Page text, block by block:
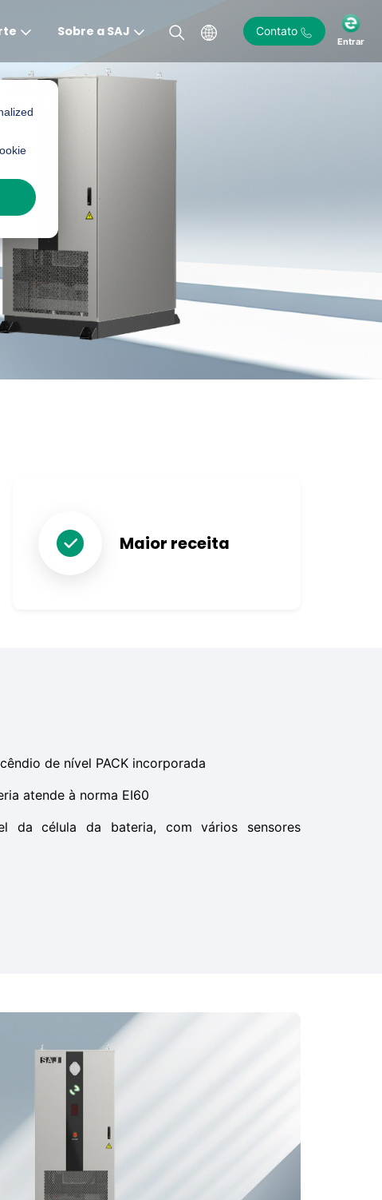
Sobre a SAJ Contato
Entrar
Maior receita
de nível PACK incorporada
atende à norma EI60
da célula da bateria, com vários sensores